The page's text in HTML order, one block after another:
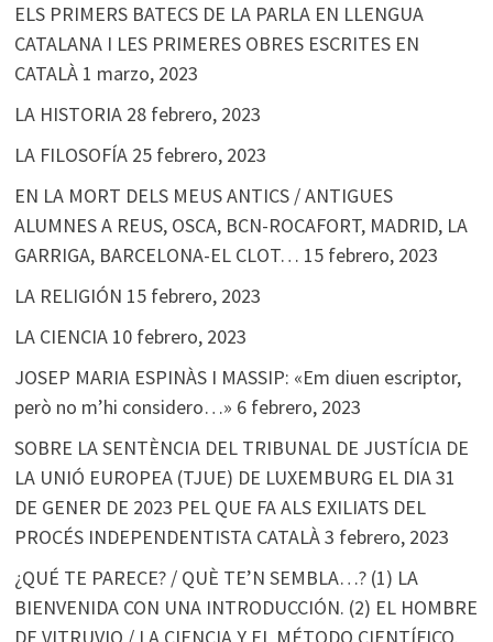
ELS PRIMERS BATECS DE LA PARLA EN LLENGUA
CATALANA I LES PRIMERES OBRES ESCRITES EN
CATALÀ 1 marzo, 2023
LA HISTORIA 28 febrero, 2023
LA FILOSOFÍA 25 febrero, 2023
EN LA MORT DELS MEUS ANTICS / ANTIGUES
ALUMNES A REUS, OSCA, BCN-ROCAFORT, MADRID, LA
GARRIGA, BARCELONA-EL CLOT… 15 febrero, 2023
LA RELIGIÓN 15 febrero, 2023
LA CIENCIA 10 febrero, 2023
JOSEP MARIA ESPINÀS I MASSIP: «Em diuen escriptor,
però no m’hi considero…» 6 febrero, 2023
SOBRE LA SENTÈNCIA DEL TRIBUNAL DE JUSTÍCIA DE
LA UNIÓ EUROPEA (TJUE) DE LUXEMBURG EL DIA 31
DE GENER DE 2023 PEL QUE FA ALS EXILIATS DEL
PROCÉS INDEPENDENTISTA CATALÀ3 febrero, 2023
¿QUÉ TE PARECE? / QUÈ TE’N SEMBLA…? (1) LA
BIENVENIDA CON UNA INTRODUCCIÓN. (2) EL HOMBRE